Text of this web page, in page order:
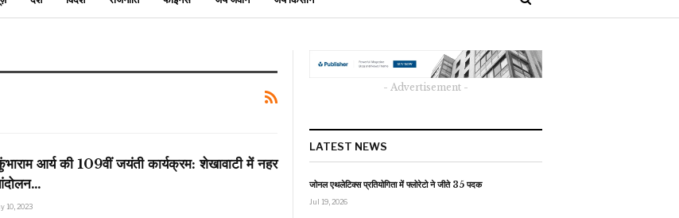
आर्य की 109वीं जयंती कार्यक्रम: शेखावाटी में नहर
10, 2023
- Advertisement -
LATEST NEWS
जोनल एथलेटिक्स प्रतियोगिता में फ्लोरेटो ने जीते 35 पदक
Jul 19, 2026